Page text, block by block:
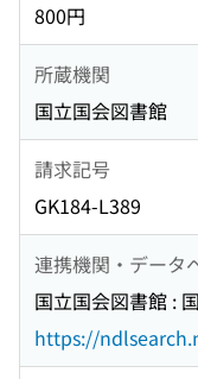
800円
所蔵機関
国立国会図書館
請求記号
GK184-L389
連携機関・データ
国立国会図書館 :
https://